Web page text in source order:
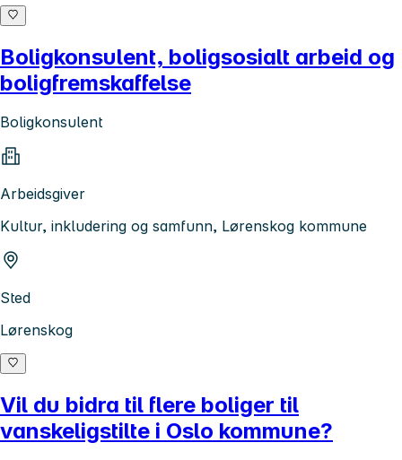
Boligkonsulent, boligsosialt arbeid og
boligfremskaffelse
Boligkonsulent
Arbeidsgiver
Kultur, inkludering og samfunn, Lørenskog kommune
Sted
Lørenskog
Vil du bidra til flere boliger til
vanskeligstilte i Oslo kommune?